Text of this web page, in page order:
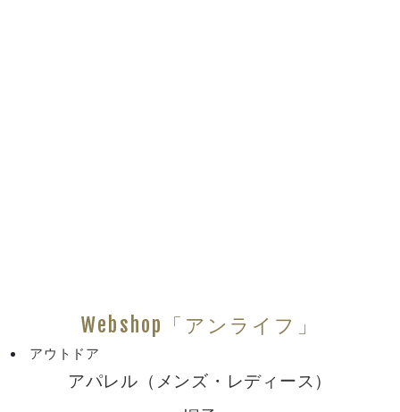
Webshop「アンライフ」
アウトドア
アパレル（メンズ・レディース）